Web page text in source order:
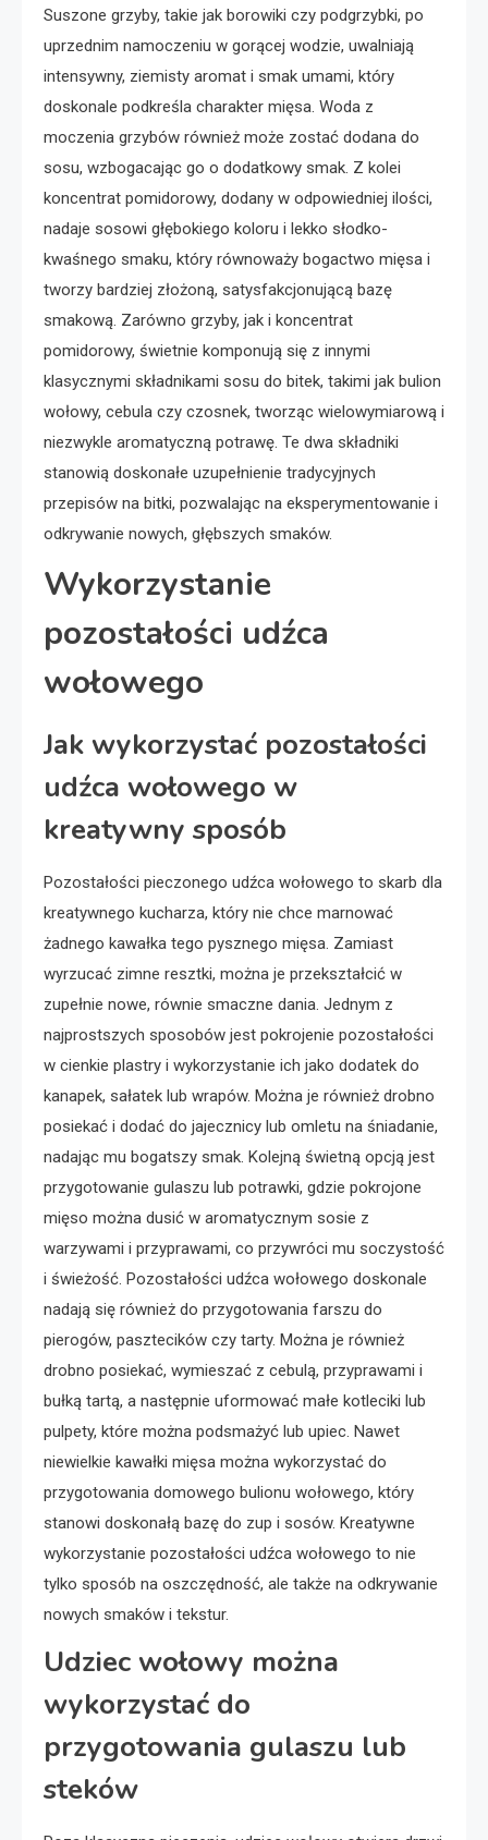
Suszone grzyby, takie jak borowiki czy podgrzybki, po
uprzednim namoczeniu w gorącej wodzie, uwalniają
intensywny, ziemisty aromat i smak umami, który
doskonale podkreśla charakter mięsa. Woda z
moczenia grzybów również może zostać dodana do
sosu, wzbogacając go o dodatkowy smak. Z kolei
koncentrat pomidorowy, dodany w odpowiedniej ilości,
nadaje sosowi głębokiego koloru i lekko słodko-
kwaśnego smaku, który równoważy bogactwo mięsa i
tworzy bardziej złożoną, satysfakcjonującą bazę
smakową. Zarówno grzyby, jak i koncentrat
pomidorowy, świetnie komponują się z innymi
klasycznymi składnikami sosu do bitek, takimi jak bulion
wołowy, cebula czy czosnek, tworząc wielowymiarową i
niezwykle aromatyczną potrawę. Te dwa składniki
stanowią doskonałe uzupełnienie tradycyjnych
przepisów na bitki, pozwalając na eksperymentowanie i
odkrywanie nowych, głębszych smaków.
Wykorzystanie
pozostałości udźca
wołowego
Jak wykorzystać pozostałości
udźca wołowego w
kreatywny sposób
Pozostałości pieczonego udźca wołowego to skarb dla
kreatywnego kucharza, który nie chce marnować
żadnego kawałka tego pysznego mięsa. Zamiast
wyrzucać zimne resztki, można je przekształcić w
zupełnie nowe, równie smaczne dania. Jednym z
najprostszych sposobów jest pokrojenie pozostałości
w cienkie plastry i wykorzystanie ich jako dodatek do
kanapek, sałatek lub wrapów. Można je również drobno
posiekać i dodać do jajecznicy lub omletu na śniadanie,
nadając mu bogatszy smak. Kolejną świetną opcją jest
przygotowanie gulaszu lub potrawki, gdzie pokrojone
mięso można dusić w aromatycznym sosie z
warzywami i przyprawami, co przywróci mu soczystość
i świeżość. Pozostałości udźca wołowego doskonale
nadają się również do przygotowania farszu do
pierogów, pasztecików czy tarty. Można je również
drobno posiekać, wymieszać z cebulą, przyprawami i
bułką tartą, a następnie uformować małe kotleciki lub
pulpety, które można podsmażyć lub upiec. Nawet
niewielkie kawałki mięsa można wykorzystać do
przygotowania domowego bulionu wołowego, który
stanowi doskonałą bazę do zup i sosów. Kreatywne
wykorzystanie pozostałości udźca wołowego to nie
tylko sposób na oszczędność, ale także na odkrywanie
nowych smaków i tekstur.
Udziec wołowy można
wykorzystać do
przygotowania gulaszu lub
steków